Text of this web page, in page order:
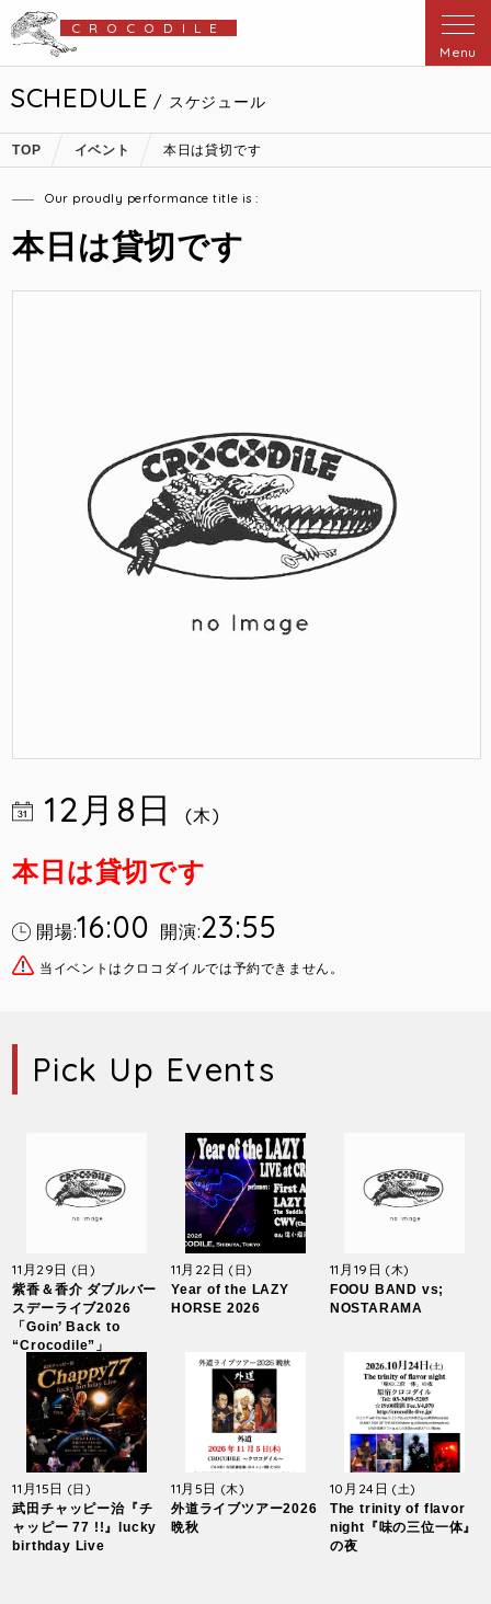
CROCODILE
Menu
SCHEDULE / スケジュール
TOP イベント 本日は貸切です
Our proudly performance title is :
本日は貸切です
12月8日 (木)
本日は貸切です
開場:16:00 開演:23:55
当イベントはクロコダイルでは予約できません。
Pick Up Events
11月29日 (日)
紫香＆香介 ダブルバー
スデーライブ2026
「Goin’ Back to
“Crocodile”」
11月22日(日)
Year of the LAZY
HORSE 2026
11月19日 (木)
FOOU BAND vs;
NOSTARAMA
11月15日 (日)
武田チャッピー治『チ
ャッピー 77 !!』lucky
birthday Live
11月5日 (木)
外道ライブツアー2026
晩秋
10月24日 (土)
The trinity of flavor
night『味の三位一体』
の夜